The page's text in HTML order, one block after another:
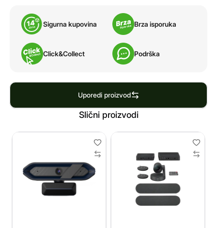
Sigurna kupovina Brza isporuka
Click&Collect Podrška
Uporedi proizvod
Slični proizvodi